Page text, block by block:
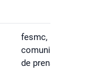
fesmc,
comunicados
de prensa